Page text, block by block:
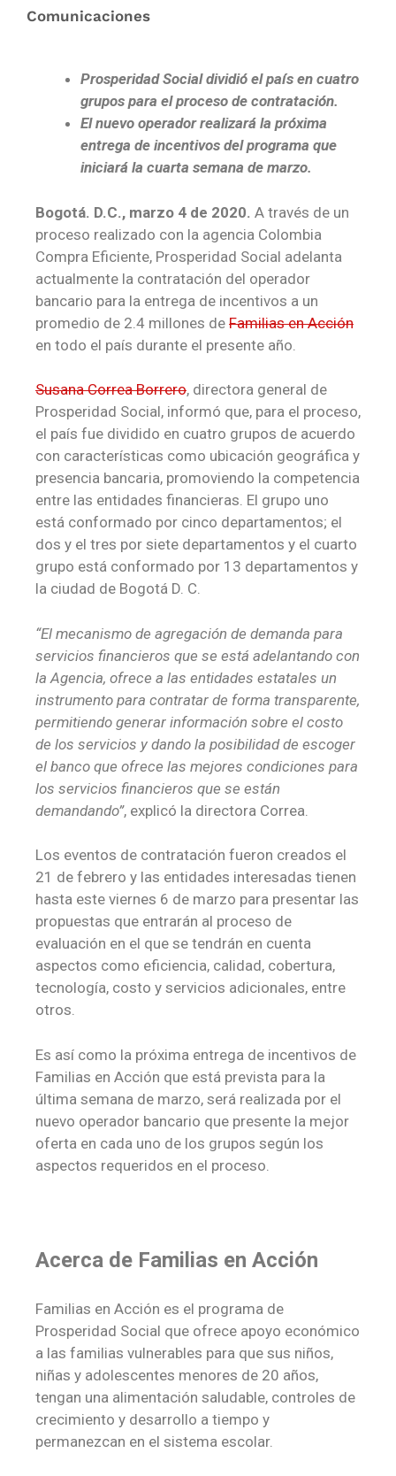
Comunicaciones
Prosperidad Social dividió el país en cuatro
grupos para el proceso de contratación.
El nuevo operador realizará la próxima
entrega de incentivos del programa que
iniciará la cuarta semana de marzo.
Bogotá. D.C., marzo 4 de 2020. A través de un
proceso realizado con la agencia Colombia
Compra Eficiente, Prosperidad Social adelanta
actualmente la contratación del operador
bancario para la entrega de incentivos a un
promedio de 2.4 millones de Familias en Acción
en todo el país durante el presente año.
Susana Correa Borrero, directora general de
Prosperidad Social, informó que, para el proceso,
el país fue dividido en cuatro grupos de acuerdo
con características como ubicación geográfica y
presencia bancaria, promoviendo la competencia
entre las entidades financieras. El grupo uno
está conformado por cinco departamentos; el
dos y el tres por siete departamentos y el cuarto
grupo está conformado por 13 departamentos y
la ciudad de Bogotá D. C.
“El mecanismo de agregación de demanda para
servicios financieros que se está adelantando con
la Agencia, ofrece a las entidades estatales un
instrumento para contratar de forma transparente,
permitiendo generar información sobre el costo
de los servicios y dando la posibilidad de escoger
el banco que ofrece las mejores condiciones para
los servicios financieros que se están
demandando”, explicó la directora Correa.
Los eventos de contratación fueron creados el
21 de febrero y las entidades interesadas tienen
hasta este viernes 6 de marzo para presentar las
propuestas que entrarán al proceso de
evaluación en el que se tendrán en cuenta
aspectos como eficiencia, calidad, cobertura,
tecnología, costo y servicios adicionales, entre
otros.​
Es así como la próxima entrega de incentivos de
Familias en Acción que está prevista para la
última semana de marzo, será realizada por el
nuevo operador bancario que presente la mejor
oferta en cada uno de los grupos según los
aspectos requeridos en el proceso.
Acerca de Familias en Acción
Familias en Acción es el programa de
Prosperidad Social que ofrece apoyo económico
a las familias vulnerables para que sus niños,
niñas y adolescentes menores de 20 años,
tengan una alimentación saludable, controles de
crecimiento y desarrollo a tiempo y
permanezcan en el sistema escolar.​